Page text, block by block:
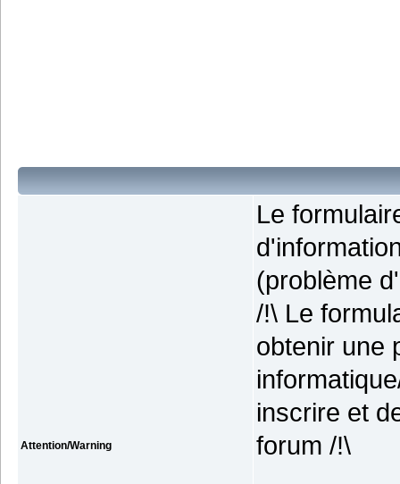
Attention/Warning
Le
(problème
/!\ Le
obtenir une
inscrire et
forum /!\